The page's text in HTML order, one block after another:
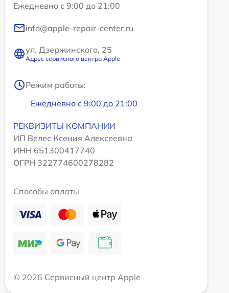
Ежедневно с 9:00 до 21:00
info@apple-repair-center.ru
ул. Дзержинского, 25
Адрес сервисного центра Apple
Режим работы:
Ежедневно с 9:00 до 21:00
РЕКВИЗИТЫ КОМПАНИИ
ИП Велес Ксения Алексеевна
ИНН 651300417740
ОГРН 322774600278282
Способы оплаты
© 2026 Сервисный центр Apple